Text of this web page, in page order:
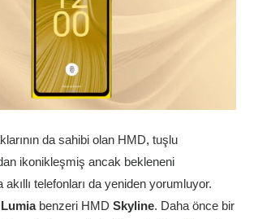
da sahibi olan HMD, tuşlu
ikonikleşmiş ancak bekleneni
telefonları da yeniden yorumluyor.
Lumiabenzeri HMD Skyline. Daha önce bir